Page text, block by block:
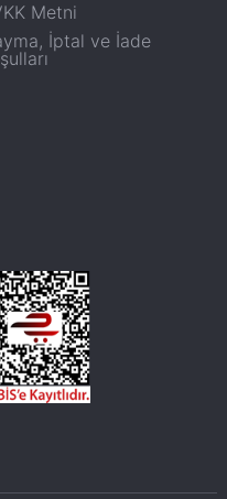
Metni
İptal ve İade